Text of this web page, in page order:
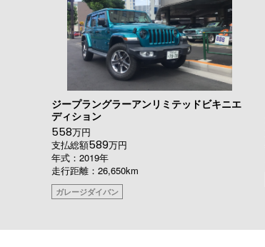
ジープラングラーアンリミテッドビキニエ
ディション
558万円
支払総額589万円
年式：2019年
走行距離：26,650km
ガレージダイバン